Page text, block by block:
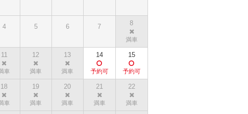
4 5 6 7 8
11 12 13 14 15
18 19 20 21 22